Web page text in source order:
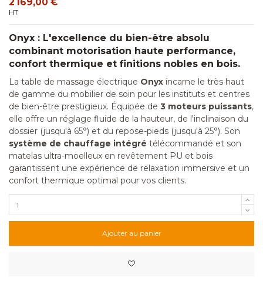
HT
Onyx : L'excellence du bien-être absolu
combinant motorisation haute performance,
confort thermique et finitions nobles en bois.
La table de massage électrique Onyx incarne le très haut
de gamme du mobilier de soin pour les instituts et centres
de bien-être prestigieux. Équipée de 3 moteurs puissants,
elle offre un réglage fluide de la hauteur, de l'inclinaison du
dossier (jusqu'à 65°) et du repose-pieds (jusqu'à 25°). Son
système de chauffage intégré télécommandé et son
matelas ultra-moelleux en revêtement PU et bois
garantissent une expérience de relaxation immersive et un
confort thermique optimal pour vos clients.
Ajouter au panier